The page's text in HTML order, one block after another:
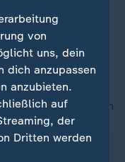
für die Bayern in
nach oben
von
uns, dein
dich anzupassen
anzubieten.
auf
der
Dritten werden